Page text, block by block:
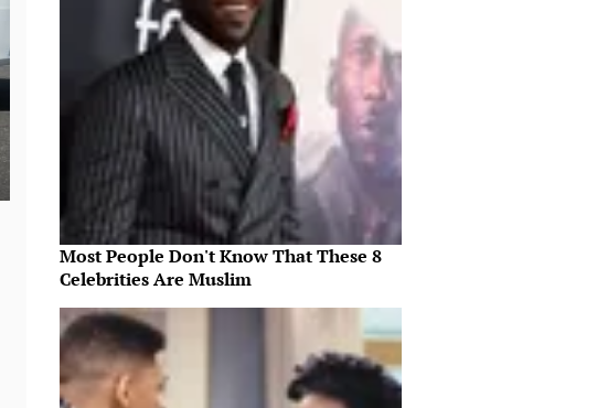
Most People Don't Know That These 8
Celebrities Are Muslim